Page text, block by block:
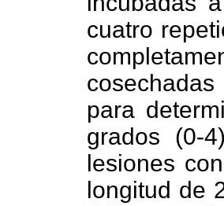
cuatro
para
grados (0-
lesiones
longitud de